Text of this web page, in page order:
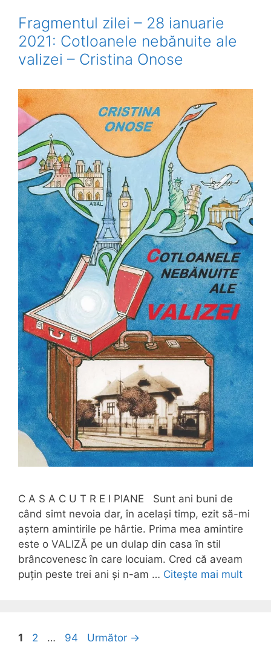
Fragmentul zilei – 28 ianuarie
2021: Cotloanele nebănuite ale
valizei – Cristina Onose
C A S A C U T R E I PIANE Sunt ani buni de
când simt nevoia dar, în același timp, ezit să-mi
aștern amintirile pe hârtie. Prima mea amintire
este o VALIZĂ pe un dulap din casa în stil
brâncovenesc în care locuiam. Cred că aveam
puțin peste trei ani și n-am … Citește mai mult
Pagina
1 Pagina
2 … Pagina
94 Următor →